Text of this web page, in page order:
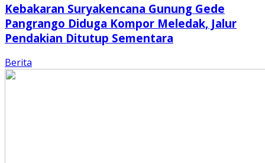
Kebakaran Suryakencana Gunung Gede
Pangrango Diduga Kompor Meledak, Jalur
Pendakian Ditutup Sementara
Berita